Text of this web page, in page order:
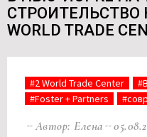
СТРОИТЕЛЬСТВО
WORLD TRADE
#2 World Trade Center
#Foster + Partners
Автор: Елена